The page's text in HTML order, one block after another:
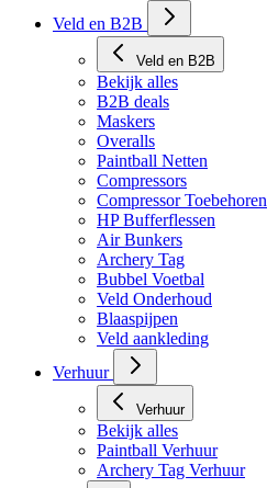
Veld en B2B
Veld en B2B
Bekijk alles
B2B deals
Maskers
Overalls
Paintball Netten
Compressors
Compressor Toebehoren
HP Bufferflessen
Air Bunkers
Archery Tag
Bubbel Voetbal
Veld Onderhoud
Blaaspijpen
Veld aankleding
Verhuur
Verhuur
Bekijk alles
Paintball Verhuur
Archery Tag Verhuur